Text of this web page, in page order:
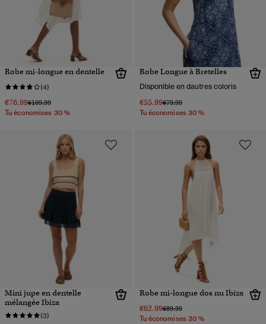
Robe mi-longue en dentelle
(4)
€76.99Prix réduit de
€109.99à
Tu économises 30 %
Robe Longue à Bretelles
Disponible en dautres coloris
€55.99Prix réduit de
€79.99à
Tu économises 30 %
Mini jupe en dentelle
mélangée Ibiza
(3)
Robe mi-longue dos nu Ibiza
€62.99Prix réduit de
€89.99à
Tu économises 30 %